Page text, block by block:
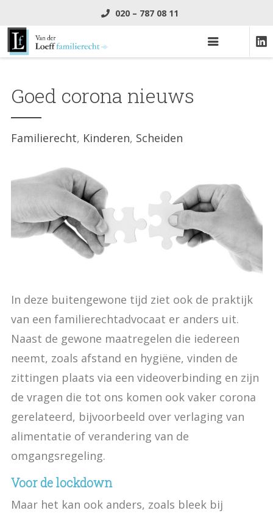
020 – 787 08 11
Goed corona nieuws
Familierecht Kinderen Scheiden
In deze buitengewone tijd ziet ook de praktijk
van een familierechtadvocaat er anders uit.
Naast de gewone maatregelen die iedereen
neemt, zoals afstand en hygiëne, vinden de
zittingen plaats via een videoverbinding en zijn
de vragen die tot ons komen ook vaker corona
gerelateerd, bijvoorbeeld over verlaging van
alimentatie of verandering van de
omgangsregeling.
Voor de lockdown
Maar het kan ook anders, zoals bleek bij